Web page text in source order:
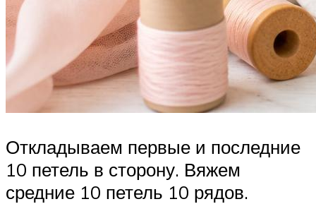
Откладываем первые и последние
10 петель в сторону. Вяжем
средние 10 петель 10 рядов.